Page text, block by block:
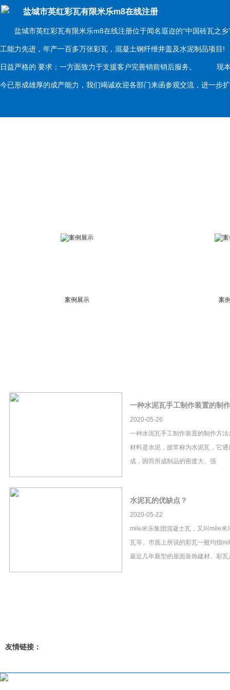
盐城市英红彩瓦有限米乐m8在线注册
盐城市英红彩瓦有限米乐m8在线注册位于闻名遐迩的“中国砖瓦之乡
工能力先进，年产一百多万张彩瓦，混凝土钢纤维井盖及水泥制品项
日益严格的 要求；一方面致力于支援客户完善销前销后服务。 现本
今已形成雄厚的成产能力，我们竭诚欢迎各部门来函参观交流，进一
案例展示 案
一种水泥瓦手工制作装置的制
2020-05-26
一种水泥瓦手工制作装置的制作方
材料是水泥，故常称为水泥瓦，它
成，因而所成制品的密度大、强
水泥瓦的优缺点？
2020-05-22
mile米乐集团混凝土瓦，又叫mile米
瓦等。市面上所说的彩瓦一般均指
最近几年新型的屋面装饰建材。彩
友情链接：